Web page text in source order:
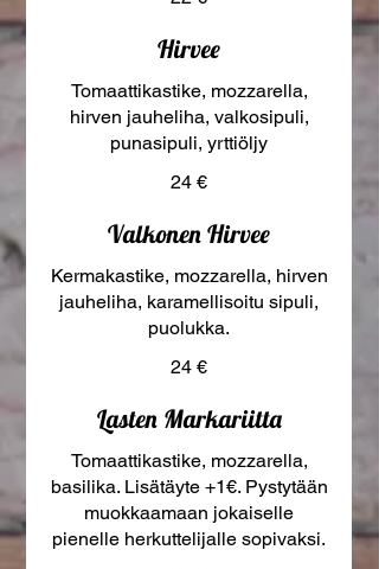
Hirvee
Tomaattikastike, mozzarella,
hirven jauheliha, valkosipuli,
punasipuli, yrttiöljy
24 €
Valkonen Hirvee
Kermakastike, mozzarella, hirven
jauheliha, karamellisoitu sipuli,
puolukka.
24 €
Lasten Markariitta
Tomaattikastike, mozzarella,
basilika. Lisätäyte +1€. Pystytään
muokkaamaan jokaiselle
pienelle herkuttelijalle sopivaksi.